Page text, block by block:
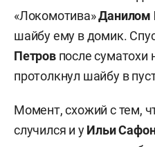
«Локомотива»
шайбу ему в домик.
Петров после суматохи
протолкнул шайбу в
Момент, схожий с тем,
случился и уИльи